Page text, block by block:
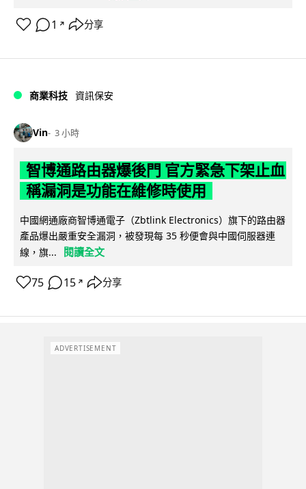
1 ↗ 分享
商業科技 資訊保安
Vin 3 小時
智博通路由器爆後門 官方緊急下架止血
稱漏洞是功能在維修時使用
中國網通廠商智博通電子（Zbtlink Electronics）旗下的路由器
產品爆出嚴重安全漏洞，被發現每 35 秒便會與中國伺服器連
線，旗...
閱讀全文
75 15 ↗ 分享
ADVERTISEMENT